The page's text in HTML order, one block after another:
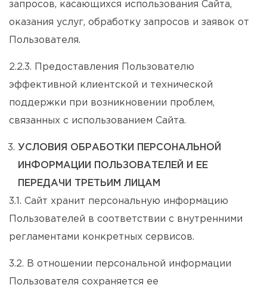
запросов, касающихся использования Сайта,
оказания услуг, обработку запросов и заявок от
Пользователя.
2.2.3. Предоставления Пользователю
эффективной клиентской и технической
поддержки при возникновении проблем,
связанных с использованием Сайта.
УСЛОВИЯ ОБРАБОТКИ ПЕРСОНАЛЬНОЙ
ИНФОРМАЦИИ ПОЛЬЗОВАТЕЛЕЙ И ЕЕ
ПЕРЕДАЧИ ТРЕТЬИМ ЛИЦАМ
3.1. Сайт хранит персональную информацию
Пользователей в соответствии с внутренними
регламентами конкретных сервисов.
3.2. В отношении персональной информации
Пользователя сохраняется ее